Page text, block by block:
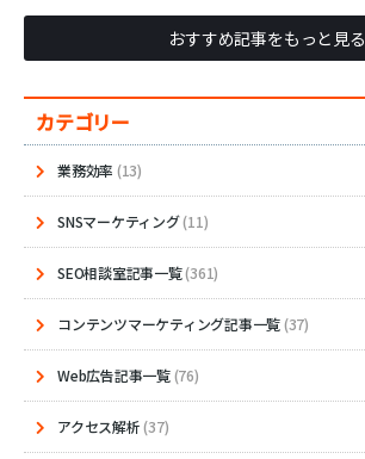
おすすめ記事をもっと見る
カテゴリー
業務効率 (13)
SNSマーケティング(11)
SEO相談室記事一覧(361)
コンテンツマーケティング記事一覧(37)
Web広告記事一覧(76)
アクセス解析(37)